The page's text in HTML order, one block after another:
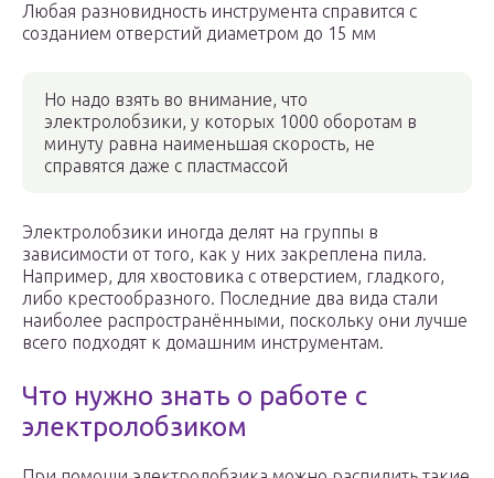
Любая разновидность инструмента справится с
созданием отверстий диаметром до 15 мм
Но надо взять во внимание, что
электролобзики, у которых 1000 оборотам в
минуту равна наименьшая скорость, не
справятся даже с пластмассой
Электролобзики иногда делят на группы в
зависимости от того, как у них закреплена пила.
Например, для хвостовика с отверстием, гладкого,
либо крестообразного. Последние два вида стали
наиболее распространёнными, поскольку они лучше
всего подходят к домашним инструментам.
Что нужно знать о работе с
электролобзиком